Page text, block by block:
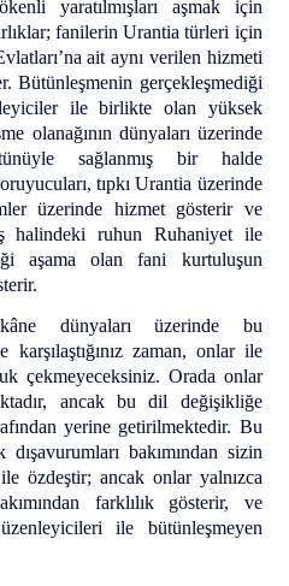
yaratılmışları aşmak için
fanilerin Urantia türleri için
ait aynı verilen hizmeti
Bütünleşmenin gerçekleşmediği
ile birlikte olan yüksek
olanağının dünyaları üzerinde
sağlanmış bir halde
tıpkı Urantia üzerinde
üzerinde hizmet gösterir ve
halindeki ruhun Ruhaniyet ile
aşama olan fani kurtuluşun
dünyaları üzerinde bu
zaman, onlar ile
çekmeyeceksiniz. Orada onlar
ancak bu dil değişikliğe
yerine getirilmektedir. Bu
bakımından sizin
özdeştir; ancak onlar yalnızca
farklılık gösterir, ve
ile bütünleşmeyen